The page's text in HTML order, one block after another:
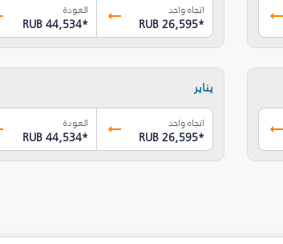
اتجاه واحد
RUB 26,595*
العودة
RUB 44,534*
يناير
اتجاه واحد
RUB 26,595*
العودة
RUB 44,534*